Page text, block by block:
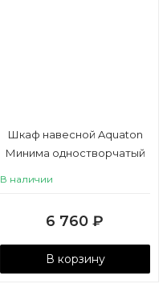
Шкаф навесной Aquaton
Минима одностворчатый
В наличии
6 760 ₽
В корзину